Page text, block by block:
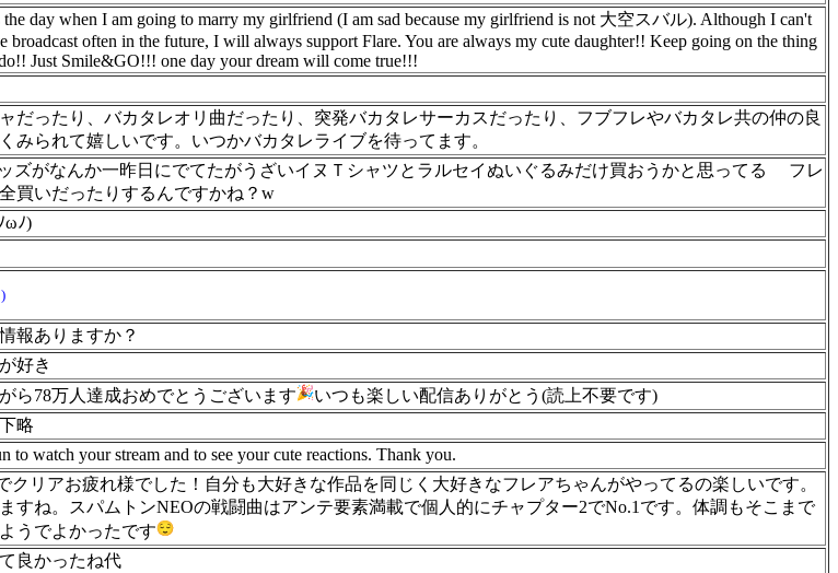
day when I am going to marry my girlfriend (I am sad because my girlfriend is not 大空スバル). Although I can't
broadcast often in the future, I will always support Flare. You are always my cute daughter!! Keep going on the thing
Just Smile&GO!!! one day your dream will come true!!!
だったり、バカタレオリ曲だったり、突発バカタレサーカスだったり、フブフレやバカタレ共の仲の良
みられて嬉しいです。いつかバカタレライブを待ってます。
ッズがなんか一昨日にでてたがうざいイヌＴシャツとラルセイぬいぐるみだけ買おうかと思ってる フレ
買いだったりするんですかね？w
ωﾉ)
報ありますか？
好き
ら78万人達成おめでとうございます
いつも楽しい配信ありがとう(読上不要です)
略
to watch your stream and to see your cute reactions. Thank you.
クリアお疲れ様でした！自分も大好きな作品を同じく大好きなフレアちゃんがやってるの楽しいです。
すね。スパムトンNEOの戦闘曲はアンテ要素満載で個人的にチャプター2でNo.1です。体調もそこまで
うでよかったです
良かったね代